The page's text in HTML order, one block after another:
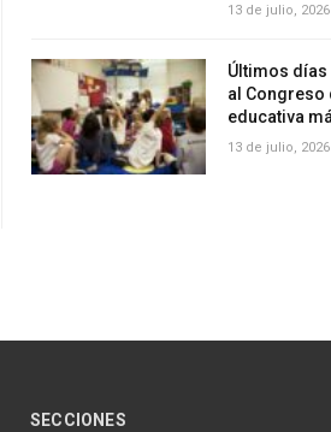
13 de julio, 2026
Últimos
al Congreso
educativa
13 de julio, 2026
SECCIONES